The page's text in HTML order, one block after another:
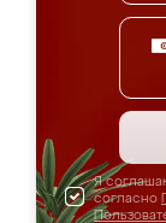
Я
согласно